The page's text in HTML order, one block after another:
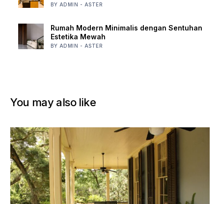
BY ADMIN - ASTER
Rumah Modern Minimalis dengan Sentuhan
Estetika Mewah
BY ADMIN - ASTER
You may also like